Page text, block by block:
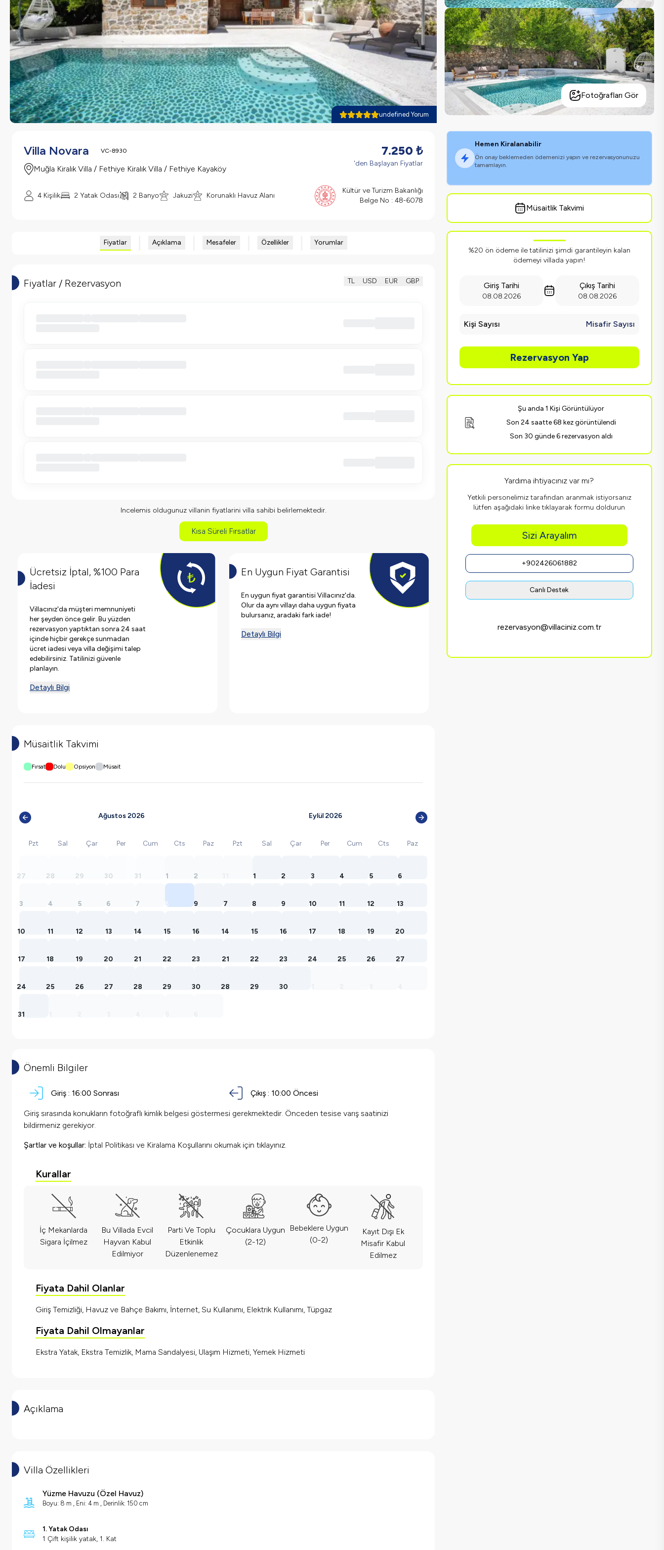
undefined Yorum
Fotoğrafları Gör
Villa Novara VC-8930
Muğla Kiralık Villa / Fethiye Kiralık Villa / Fethiye Kayaköy
7.250 ₺
'den Başlayan Fiyatlar
4 Kişilik 2 Yatak Odası 2 Banyo Jakuzi Korunaklı Havuz Alanı
Kültür ve Turizm Bakanlığı
Belge No : 48-6078
Fiyatlar Açıklama Mesafeler Özellikler Yorumlar
Fiyatlar / Rezervasyon TL USD EUR GBP
Incelemis oldugunuz villanin fiyatlarini villa sahibi belirlemektedir.
Kısa Süreli Fırsatlar
Ücretsiz İptal, %100 Para
İadesi
Villacınız'da müşteri memnuniyeti
her şeyden önce gelir. Bu yüzden
rezervasyon yaptıktan sonra 24 saat
içinde hiçbir gerekçe sunmadan
ücret iadesi veya villa değişimi talep
edebilirsiniz. Tatilinizi güvenle
planlayın.
Detaylı Bilgi
En Uygun Fiyat Garantisi
En uygun fiyat garantisi Villacınız'da.
Olur da aynı villayı daha uygun fiyata
bulursanız, aradaki fark iade!
Detaylı Bilgi
Müsaitlik Takvimi
Fırsat Dolu Opsiyon Müsait
Ağustos 2026
Pzt Sal Çar Per Cum Cts Paz
27 28 29 30 31 1 2
3 4 5 6 7 8 9
10 11 12 13 14 15 16
17 18 19 20 21 22 23
24 25 26 27 28 29 30
31
Eylül 2026
Pzt Sal Çar Per Cum Cts Paz
1 2 3 4 5 6
7 8 9 10 11 12 13
14 15 16 17 18 19 20
21 22 23 24 25 26 27
28 29 30
Önemli Bilgiler
Giriş : 16:00 Sonrası Çıkış : 10:00 Öncesi
Giriş sırasında konukların fotoğraflı kimlik belgesi göstermesi gerekmektedir. Önceden tesise varış saatinizi
bildirmeniz gerekiyor.
Şartlar ve koşullar: İptal Politikası ve Kiralama Koşullarını okumak için tıklayınız.
Kurallar
İç Mekanlarda
Sigara İçilmez
Bu Villada Evcil
Hayvan Kabul
Edilmiyor
Parti Ve Toplu
Etkinlik
Düzenlenemez
Çocuklara Uygun
(2-12)
Bebeklere Uygun
(0-2)
Kayıt Dışı Ek
Misafir Kabul
Edilmez
Fiyata Dahil Olanlar
Giriş Temizliği, Havuz ve Bahçe Bakımı, İnternet, Su Kullanımı, Elektrik Kullanımı, Tüpgaz
Fiyata Dahil Olmayanlar
Ekstra Yatak, Ekstra Temizlik, Mama Sandalyesi, Ulaşım Hizmeti, Yemek Hizmeti
Açıklama
Villa Özellikleri
Yüzme Havuzu (Özel Havuz)
Boyu: 8 m , Eni: 4 m , Derinlik: 150 cm
1. Yatak Odası
1 Çift kişilik yatak, 1. Kat
Hemen Kiralanabilir
Ön onay beklemeden ödemenizi yapın ve rezervasyonunuzu
tamamlayın.
Müsaitlik Takvimi
%20 ön ödeme ile tatilinizi şimdi garantileyin kalan
ödemeyi villada yapın!
Giriş Tarihi
08.08.2026
Çıkış Tarihi
08.08.2026
Kişi Sayısı Misafir Sayısı
Rezervasyon Yap
Şu anda 1 Kişi Görüntülüyor
Son 24 saatte 68 kez görüntülendi
Son 30 günde 6 rezervasyon aldı
Yardıma ihtiyacınız var mı?
Yetkili personelimiz tarafından aranmak istiyorsanız
lütfen aşağıdaki linke tıklayarak formu doldurun
Sizi Arayalım
+902426061882
Canlı Destek
rezervasyon@villaciniz.com.tr